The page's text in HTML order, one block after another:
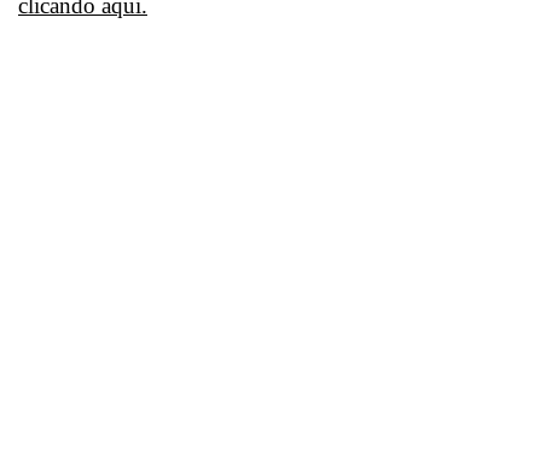
clicando aqui.